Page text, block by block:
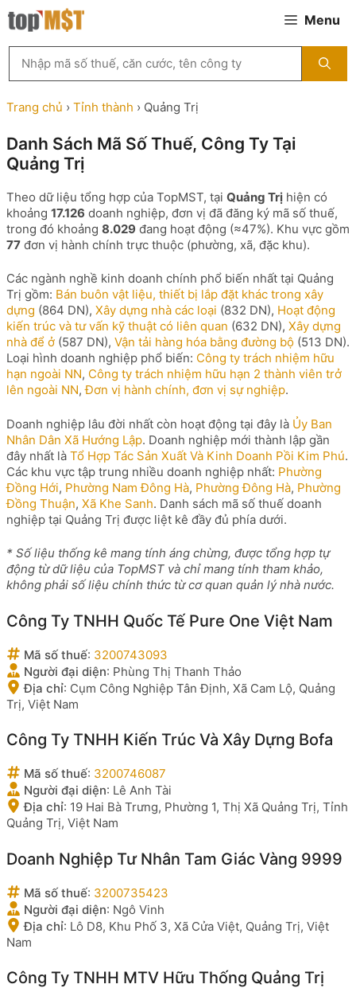
Chuyển
đến
Menu
kiếm
MST
theo
tên
ty,
người
diện
hoặc
mã
số
...
Trang chủ › Tỉnh thành › Quảng Trị
Danh Sách Mã Số Thuế, Công Ty Tại
Quảng Trị
Theo dữ liệu tổng hợp của TopMST, tại Quảng Trị hiện có
khoảng 17.126 doanh nghiệp, đơn vị đã đăng ký mã số thuế,
trong đó khoảng 8.029 đang hoạt động (≈47%). Khu vực gồm
77 đơn vị hành chính trực thuộc (phường, xã, đặc khu).
Các ngành nghề kinh doanh chính phổ biến nhất tại Quảng
Trị gồm: Bán buôn vật liệu, thiết bị lắp đặt khác trong xây
dựng (864 DN), Xây dựng nhà các loại (832 DN), Hoạt động
kiến trúc và tư vấn kỹ thuật có liên quan (632 DN), Xây dựng
nhà để ở (587 DN), Vận tải hàng hóa bằng đường bộ (513 DN).
Loại hình doanh nghiệp phổ biến: Công ty trách nhiệm hữu
hạn ngoài NN, Công ty trách nhiệm hữu hạn 2 thành viên trở
lên ngoài NN,Đơn vị hành chính, đơn vị sự nghiệp.
Doanh nghiệp lâu đời nhất còn hoạt động tại đây là Ủy Ban
Nhân Dân Xã Hướng Lập. Doanh nghiệp mới thành lập gần
đây nhất là Tổ Hợp Tác Sản Xuất Và Kinh Doanh Pồi Kim Phú.
Các khu vực tập trung nhiều doanh nghiệp nhất: Phường
Đồng Hới, Phường Nam Đông Hà, Phường Đông Hà, Phường
Đồng Thuận, Xã Khe Sanh. Danh sách mã số thuế doanh
nghiệp tại Quảng Trị được liệt kê đầy đủ phía dưới.
* Số liệu thống kê mang tính áng chừng, được tổng hợp tự
động từ dữ liệu của TopMST và chỉ mang tính tham khảo,
không phải số liệu chính thức từ cơ quan quản lý nhà nước.
Công Ty TNHH Quốc Tế Pure One Việt Nam
Mã số thuế: 3200743093
Người đại diện: Phùng Thị Thanh Thảo
Địa chỉ: Cụm Công Nghiệp Tân Định, Xã Cam Lộ, Quảng
Trị, Việt Nam
Công Ty TNHH Kiến Trúc Và Xây Dựng Bofa
Mã số thuế: 3200746087
Người đại diện: Lê Anh Tài
Địa chỉ: 19 Hai Bà Trưng, Phường 1, Thị Xã Quảng Trị, Tỉnh
Quảng Trị, Việt Nam
Doanh Nghiệp Tư Nhân Tam Giác Vàng 9999
Mã số thuế: 3200735423
Người đại diện: Ngô Vinh
Địa chỉ: Lô D8, Khu Phố 3, Xã Cửa Việt, Quảng Trị, Việt
Nam
Công Ty TNHH MTV Hữu Thống Quảng Trị